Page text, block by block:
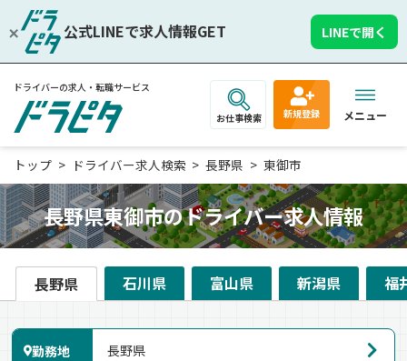
公式LINEで求人情報GET LINEで開く
ドライバーの求人・転職サービス
お仕事検索 新規登録 メニュー
トップ ドライバー求人検索 長野県 東御市
長野県東御市のドライバー求人情報
長野県 石川県 富山県 新潟県 福
勤務地